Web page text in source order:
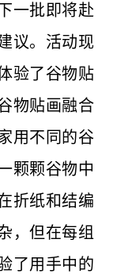
一批即将赴
议。活动现
验了谷物贴
物贴画融合
用不同的谷
颗颗谷物中
折纸和结编
，但在每组
了用手中的